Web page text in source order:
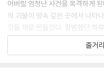
어버릴 엄청난 사건을 목격하게
의 괴물이 땅속 깊은 곳에서 나타
것을 재로 만들었다. 평범했던 하
의 첫 번째 지구 공격으로 그들 인
줄거